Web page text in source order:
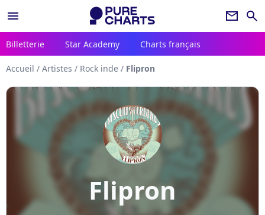
menu newsletter search
Billetterie Star Academy Charts français
Accueil / Artistes / Rock inde / Flipron
Flipron